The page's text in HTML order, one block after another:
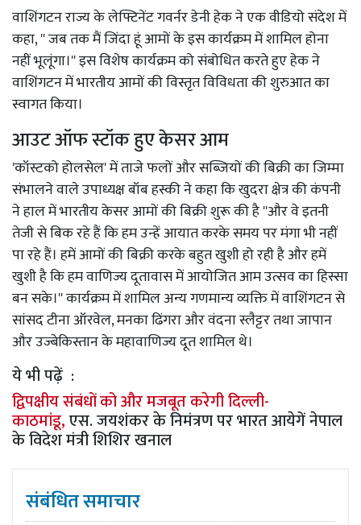
वाशिंगटन राज्य के लेफ्टिनेंट गवर्नर डेनी हेक ने एक वीडियो संदेश में
कहा, '' जब तक मैं जिंदा हूं आमों के इस कार्यक्रम में शामिल होना
नहीं भूलूंगा।'' इस विशेष कार्यक्रम को संबोधित करते हुए हेक ने
वाशिंगटन में भारतीय आमों की विस्तृत विविधता की शुरुआत का
स्वागत किया।
आउट ऑफ स्टॉक हुए केसर आम
'कॉस्टको होलसेल' में ताजे फलों और सब्जियों की बिक्री का जिम्मा
संभालने वाले उपाध्यक्ष बॉब हस्की ने कहा कि खुदरा क्षेत्र की कंपनी
ने हाल में भारतीय केसर आमों की बिक्री शुरू की है ''और वे इतनी
तेजी से बिक रहे हैं कि हम उन्हें आयात करके समय पर मंगा भी नहीं
पा रहे हैं। हमें आमों की बिक्री करके बहुत खुशी हो रही है और हमें
खुशी है कि हम वाणिज्य दूतावास में आयोजित आम उत्सव का हिस्सा
बन सके।'' कार्यक्रम में शामिल अन्य गणमान्य व्यक्ति में वाशिंगटन से
सांसद टीना ऑरवेल, मनका ढिंगरा और वंदना स्लैट्टर तथा जापान
और उज्बेकिस्तान के महावाणिज्य दूत शामिल थे।
ये भी पढ़ें :
द्विपक्षीय संबंधों को और मजबूत करेगी दिल्ली-
काठमांडू,एस. जयशंकर के निमंत्रण पर भारत आयेगें नेपाल
के विदेश मंत्री शिशिर खनाल
संबंधित समाचार